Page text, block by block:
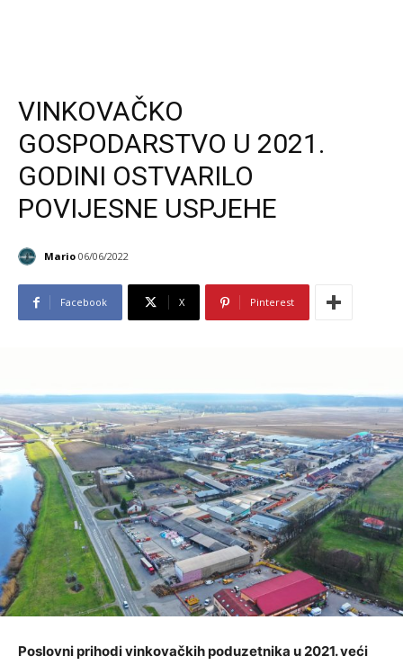
VINKOVAČKO
GOSPODARSTVO U 2021.
GODINI OSTVARILO
POVIJESNE USPJEHE
Mario 06/06/2022
Facebook X Pinterest
Poslovni prihodi vinkovačkih poduzetnika u 2021. veći